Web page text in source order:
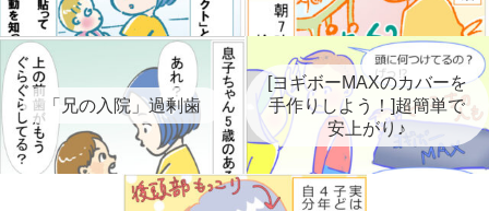
「兄の入院」過剰歯
[ヨギボーMAXのカバーを
手作りしよう！]超簡単で
安上がり♪